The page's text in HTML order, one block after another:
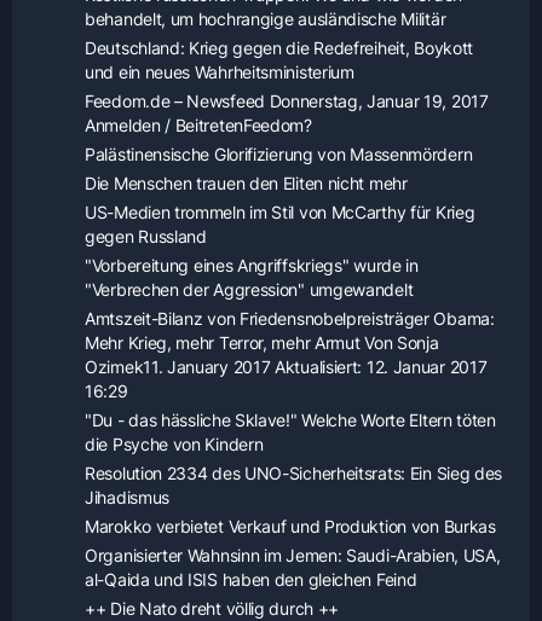
behandelt, um hochrangige ausländische Militär
Deutschland: Krieg gegen die Redefreiheit, Boykott
und ein neues Wahrheitsministerium
Feedom.de – Newsfeed Donnerstag, Januar 19, 2017
Anmelden / BeitretenFeedom?
Palästinensische Glorifizierung von Massenmördern
Die Menschen trauen den Eliten nicht mehr
US-Medien trommeln im Stil von McCarthy für Krieg
gegen Russland
"Vorbereitung eines Angriffskriegs" wurde in
"Verbrechen der Aggression" umgewandelt
Amtszeit-Bilanz von Friedensnobelpreisträger Obama:
Mehr Krieg, mehr Terror, mehr Armut Von Sonja
Ozimek11. January 2017 Aktualisiert: 12. Januar 2017
16:29
"Du - das hässliche Sklave!" Welche Worte Eltern töten
die Psyche von Kindern
Resolution 2334 des UNO-Sicherheitsrats: Ein Sieg des
Jihadismus
Marokko verbietet Verkauf und Produktion von Burkas
Organisierter Wahnsinn im Jemen: Saudi-Arabien, USA,
al-Qaida und ISIS haben den gleichen Feind
++ Die Nato dreht völlig durch ++